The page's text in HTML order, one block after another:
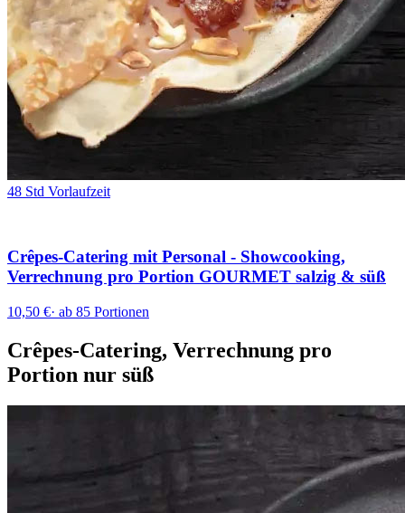
48 Std Vorlaufzeit
Crêpes-Catering mit Personal - Showcooking,
Verrechnung pro Portion GOURMET salzig & süß
10,50 €· ab 85 Portionen
Crêpes-Catering, Verrechnung pro
Portion nur süß